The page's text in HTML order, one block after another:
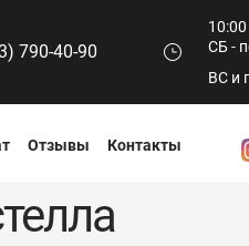
790-40-90
СБ -
ВС и
Отзывы Контакты